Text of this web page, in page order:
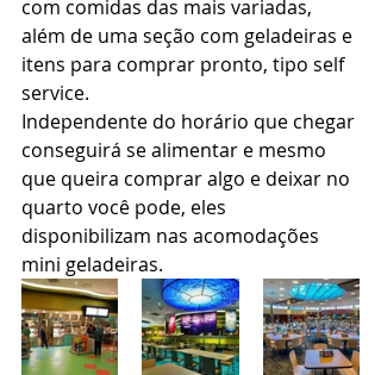
com comidas das mais variadas,
além de uma seção com geladeiras e
itens para comprar pronto, tipo self
service.
Independente do horário que chegar
conseguirá se alimentar e mesmo
que queira comprar algo e deixar no
quarto você pode, eles
disponibilizam nas acomodações
mini geladeiras.